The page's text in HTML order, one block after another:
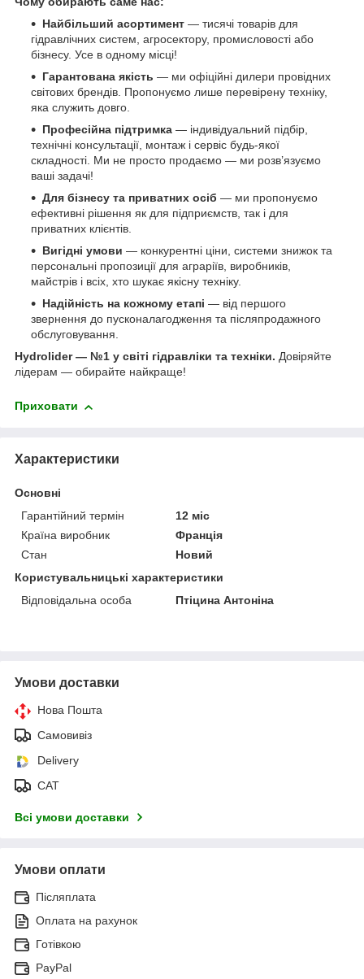
Найбільший асортимент — тисячі товарів для
гідравлічних систем, агросектору, промисловості або
бізнесу. Усе в одному місці!
Гарантована якість — ми офіційні дилери провідних
світових брендів. Пропонуємо лише перевірену техніку,
яка служить довго.
Професійна підтримка — індивідуальний підбір,
технічні консультації, монтаж і сервіс будь-якої
складності. Ми не просто продаємо — ми розв’язуємо
ваші задачі!
Для бізнесу та приватних осіб — ми пропонуємо
ефективні рішення як для підприємств, так і для
приватних клієнтів.
Вигідні умови — конкурентні ціни, системи знижок та
персональні пропозиції для аграріїв, виробників,
майстрів і всіх, хто шукає якісну техніку.
Надійність на кожному етапі — від першого
звернення до пусконалагодження та післяпродажного
обслуговування.
Hydrolider — №1 у світі гідравліки та техніки. Довіряйте
лідерам — обирайте найкраще!
Приховати
Характеристики
Основні
Гарантійний термін
12 міс
Країна виробник
Франція
Стан
Новий
Користувальницькі характеристики
Відповідальна особа
Птіцина Антоніна
Умови доставки
Нова Пошта
Самовивіз
Delivery
САТ
Всі умови доставки
Умови оплати
Післяплата
Оплата на рахунок
Готівкою
PayPal